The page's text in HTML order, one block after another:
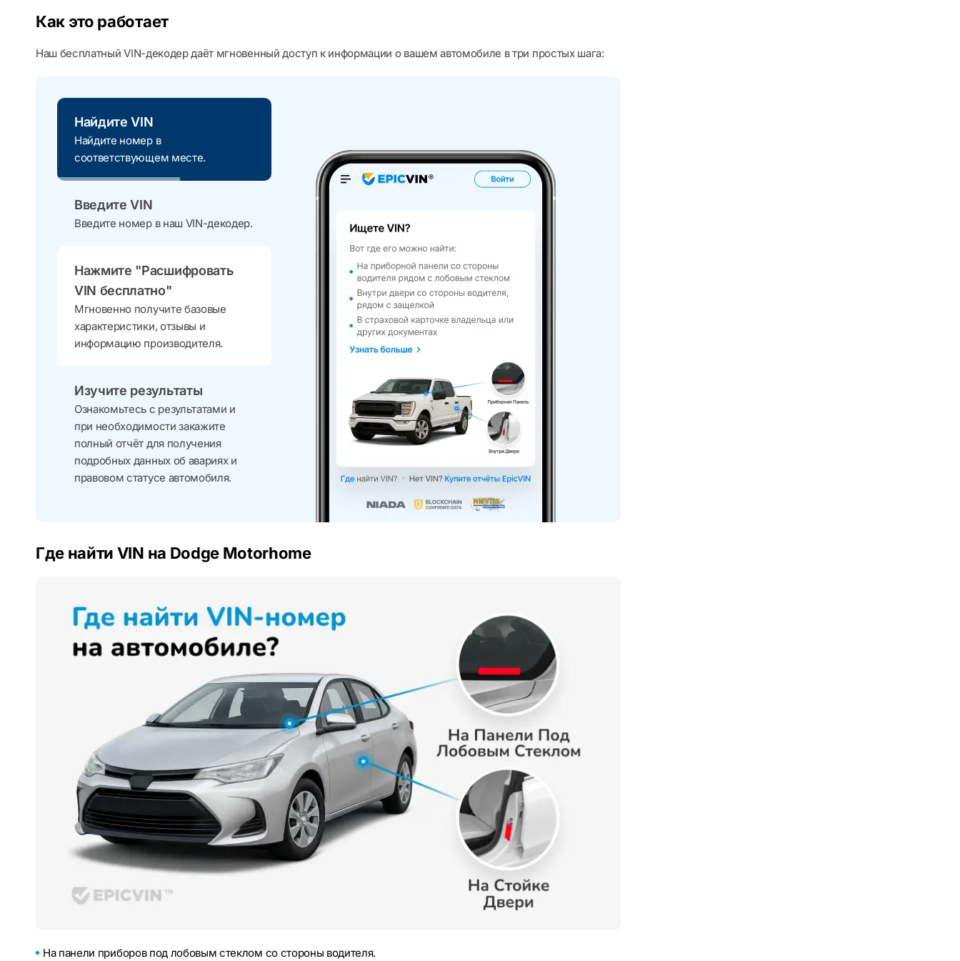
Как это работает
Наш бесплатный VIN-декодер даёт мгновенный доступ к информации о вашем автомобиле в три простых шага:
Найдите VIN
Найдите номер в
соответствующем месте.
Введите VIN
Введите номер в наш VIN-декодер.
Нажмите "Расшифровать
VIN бесплатно"
Мгновенно получите базовые
характеристики, отзывы и
информацию производителя.
Изучите результаты
Ознакомьтесь с результатами и
при необходимости закажите
полный отчёт для получения
подробных данных об авариях и
правовом статусе автомобиля.
Где найти VIN на Dodge Motorhome
На панели приборов под лобовым стеклом со стороны водителя.